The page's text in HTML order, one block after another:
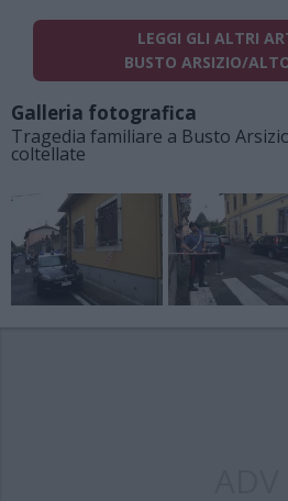
LEGGI GLI ALTRI
BUSTO ARSIZIO/
Galleria fotografica
Tragedia familiare a Busto
coltellate